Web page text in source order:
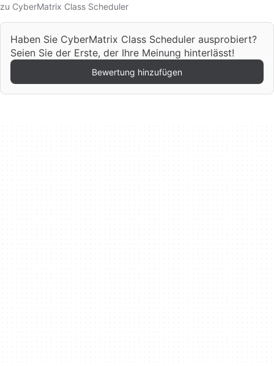
zu CyberMatrix Class Scheduler
Haben Sie CyberMatrix Class Scheduler ausprobiert?
Seien Sie der Erste, der Ihre Meinung hinterlässt!
Bewertung hinzufügen